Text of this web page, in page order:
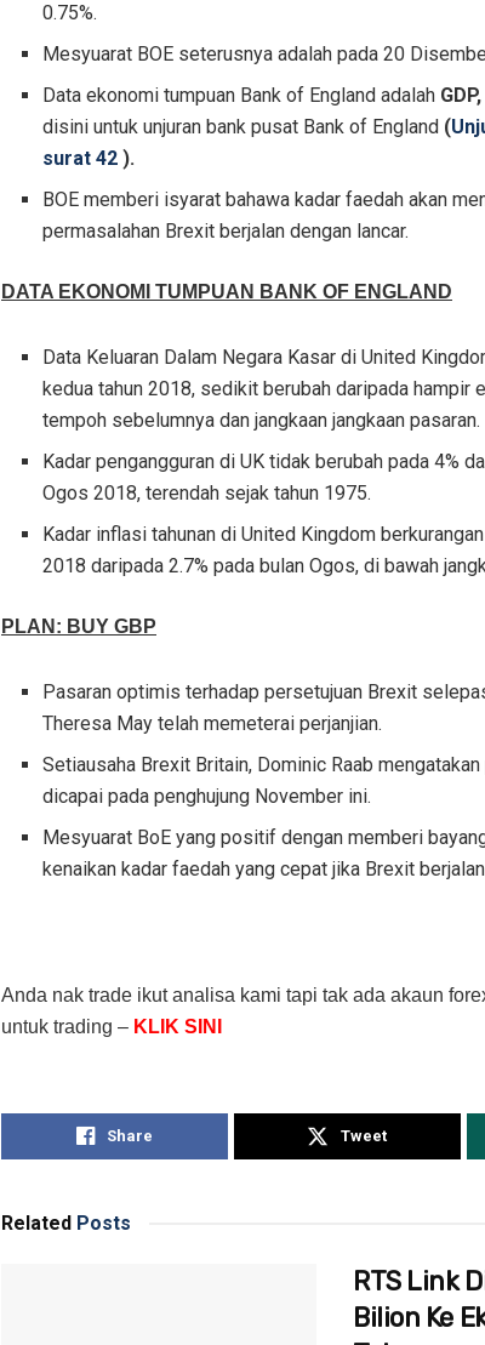
0.75%.
Mesyuarat BOE seterusnya adalah pada 20
Data ekonomi tumpuan Bank of England adalah
disini untuk unjuran bank pusat Bank of England (
surat 42 ).
BOE memberi isyarat bahawa kadar faedah akan
permasalahan Brexit berjalan dengan lancar.
DATA EKONOMI TUMPUAN BANK OF ENGLAND
Data Keluaran Dalam Negara Kasar di United
kedua tahun 2018, sedikit berubah daripada hampir
tempoh sebelumnya dan jangkaan jangkaan pasaran.
Kadar pengangguran di UK tidak berubah pada 4%
Ogos 2018, terendah sejak tahun 1975.
Kadar inflasi tahunan di United Kingdom
2018 daripada 2.7% pada bulan Ogos, di bawah
PLAN: BUY GBP
Pasaran optimis terhadap persetujuan Brexit
Theresa May telah memeterai perjanjian.
Setiausaha Brexit Britain, Dominic Raab
dicapai pada penghujung November ini.
Mesyuarat BoE yang positif dengan memberi
kenaikan kadar faedah yang cepat jika Brexit
Anda nak trade ikut analisa kami tapi tak ada akaun
untuk trading – KLIK SINI
Share Tweet
Related Posts
RTS Link
Bilion Ke